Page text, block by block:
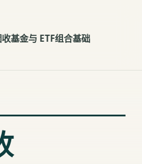
基金与 ETF组合基础